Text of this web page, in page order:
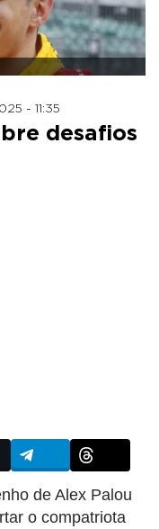
- 11:35
desafios
de Alex Palou
o compatriota